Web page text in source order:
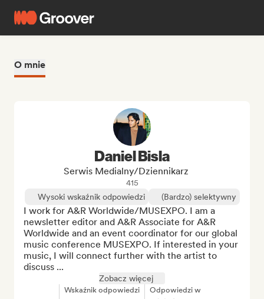
O mnie
Daniel Bisla
Serwis Medialny/Dziennikarz
415
Wysoki wskaźnik odpowiedzi
(Bardzo) selektywny
I work for A&R Worldwide/MUSEXPO. I am a
newsletter editor and A&R Associate for A&R
Worldwide and an event coordinator for our global
music conference MUSEXPO. If interested in your
music, I will connect further with the artist to
discuss ...
Zobacz więcej
Wskaźnik odpowiedzi Odpowiedzi w